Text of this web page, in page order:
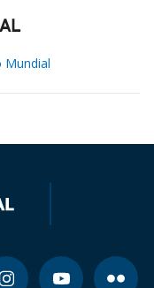
Mundial